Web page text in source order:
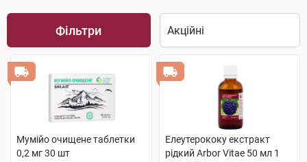
Фільтри
Мумійо очищене таблетки
0,2 мг 30 шт
Елеутерококу екстракт
рідкий Arbor Vitae 50 мл 1